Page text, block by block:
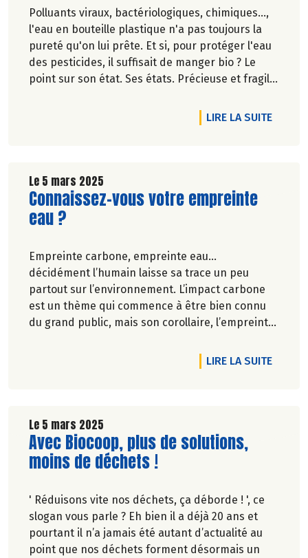
Polluants viraux, bactériologiques, chimiques...,
l'eau en bouteille plastique n'a pas toujours la
pureté qu'on lui prête. Et si, pour protéger l'eau
des pesticides, il suffisait de manger bio ? Le
point sur son état. Ses états. Précieuse et fragile,
climatique, le temps ne serait-il pas venu de
LIRE LA SUITEDE
Le 5 mars 2025
Lire la suite de l'article
Connaissez-vous votre empreinte
eau ?
Empreinte carbone, empreinte eau…
décidément l’humain laisse sa trace un peu
partout sur l’environnement. L’impact carbone
est un thème qui commence à être bien connu
du grand public, mais son corollaire, l’empreinte
Chez Biocoop on vous explique concrètement ce
que cela implique dans notre alimentation et en
LIRE LA SUITEDE
Le 5 mars 2025
Lire la suite de l'article
Avec Biocoop, plus de solutions,
moins de déchets !
' Réduisons vite nos déchets, ça déborde ! ', ce
slogan vous parle ? Eh bien il a déjà 20 ans et
pourtant il n’a jamais été autant d’actualité au
point que nos déchets forment désormais un